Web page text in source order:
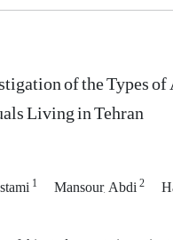
of the Types
Living in Tehran
1 Mansour, Abdi2